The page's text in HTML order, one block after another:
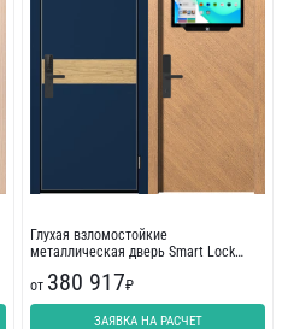
Глухая взломостойкие
металлическая дверь Smart Lock
от 380 917₽
ЗАЯВКА НА РАСЧЕТ